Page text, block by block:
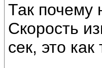
Так почему
Скорость
сек, это